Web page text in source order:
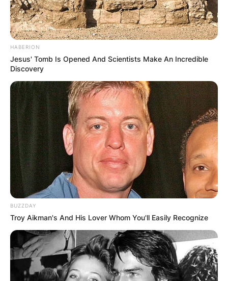
HABERION
Jesus' Tomb Is Opened And Scientists Make An Incredible
Discovery
BUZZDAY
Troy Aikman's And His Lover Whom You'll Easily Recognize